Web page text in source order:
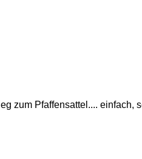
zum Pfaffensattel.... einfach,